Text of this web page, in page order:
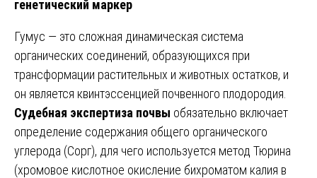
генетический маркер
Гумус — это сложная динамическая система
органических соединений, образующихся при
трансформации растительных и животных остатков, и
он является квинтэссенцией почвенного плодородия.
Судебная экспертиза почвы обязательно включает
определение содержания общего органического
углерода (Cорг), для чего используется метод Тюрина
(хромовое кислотное окисление бихроматом калия в